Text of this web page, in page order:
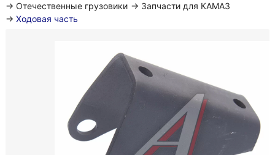
→ Отечественные грузовики → Запчасти для КАМАЗ
→ Ходовая часть